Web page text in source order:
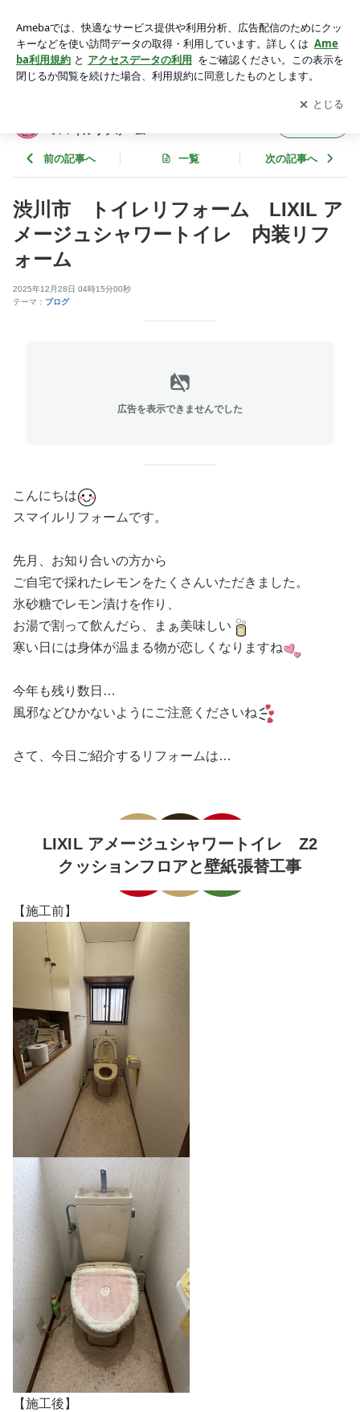
馬県渋川市 水まわりリフォーム専門店 スマイルリフォーム
アプリをダウンロードして ブログの更新通知
を受け取りまし
ょう。
開く
スマイルリフォーム
前の記事へ 一覧 次の記事へ
渋川市 トイレリフォーム LIXIL ア
メージュシャワートイレ 内装リフ
ォーム
2025年12月28日 04時15分00秒
テーマ： ブログ
広告を表示できませんでした
こんにちは
スマイルリフォームです。
先月、お知り合いの方から
ご自宅で採れたレモンをたくさんいただきました。
氷砂糖でレモン漬けを作り、
お湯で割って飲んだら、まぁ美味しい
寒い日には身体が温まる物が恋しくなりますね
今年も残り数日…
風邪などひかないようにご注意くださいね
さて、今日ご紹介するリフォームは…
LIXIL アメージュシャワートイレ Z2
クッションフロアと壁紙張替工事
【施工前】
【施工後】